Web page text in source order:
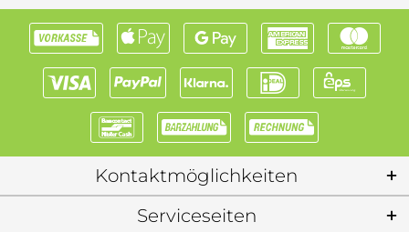
Kontaktmöglichkeiten
Serviceseiten